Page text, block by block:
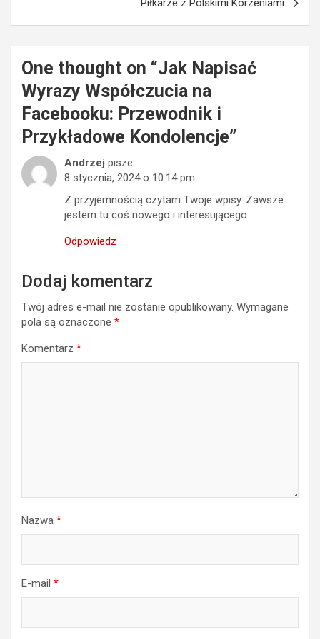
Piłkarze z Polskimi Korzeniami
One thought on “Jak Napisać
Wyrazy Współczucia na
Facebooku: Przewodnik i
Przykładowe Kondolencje”
Andrzej pisze:
8 stycznia, 2024 o 10:14 pm
Z przyjemnością czytam Twoje wpisy. Zawsze
jestem tu coś nowego i interesującego.
Odpowiedz
Dodaj komentarz
Twój adres e-mail nie zostanie opublikowany. Wymagane
pola są oznaczone *
Komentarz *
Nazwa *
E-mail *